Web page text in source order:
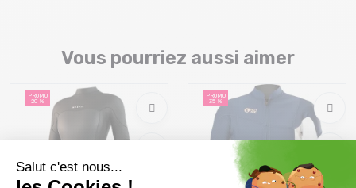
Vous pourriez aussi aimer
PROMO
20 %
PROMO
35 %